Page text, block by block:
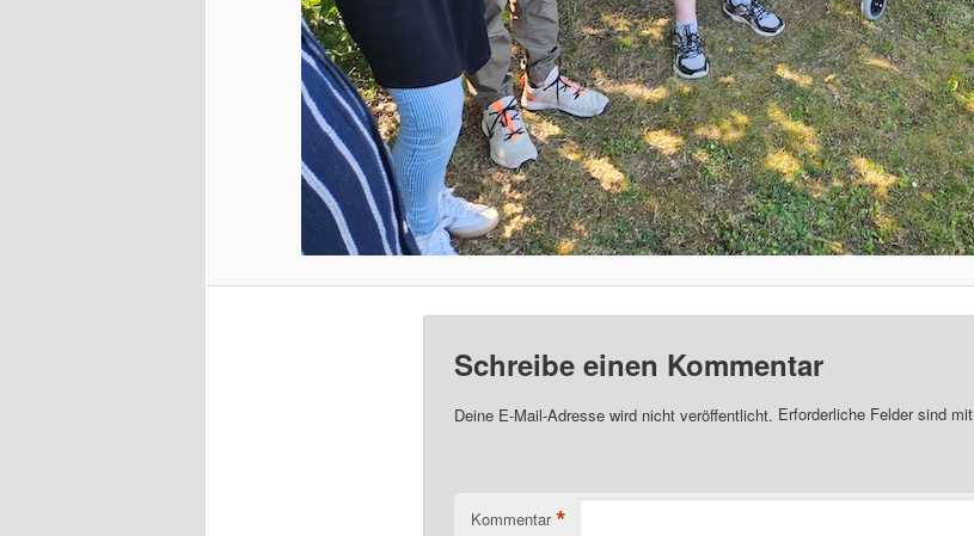
Schreibe einen Kommentar
Deine E-Mail-Adresse wird nicht veröffentlicht. Erforderliche Felder sind mit
Kommentar *